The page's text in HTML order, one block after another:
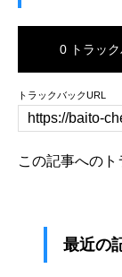
0 トラック
トラックバックURL
この記事へのト
最近の